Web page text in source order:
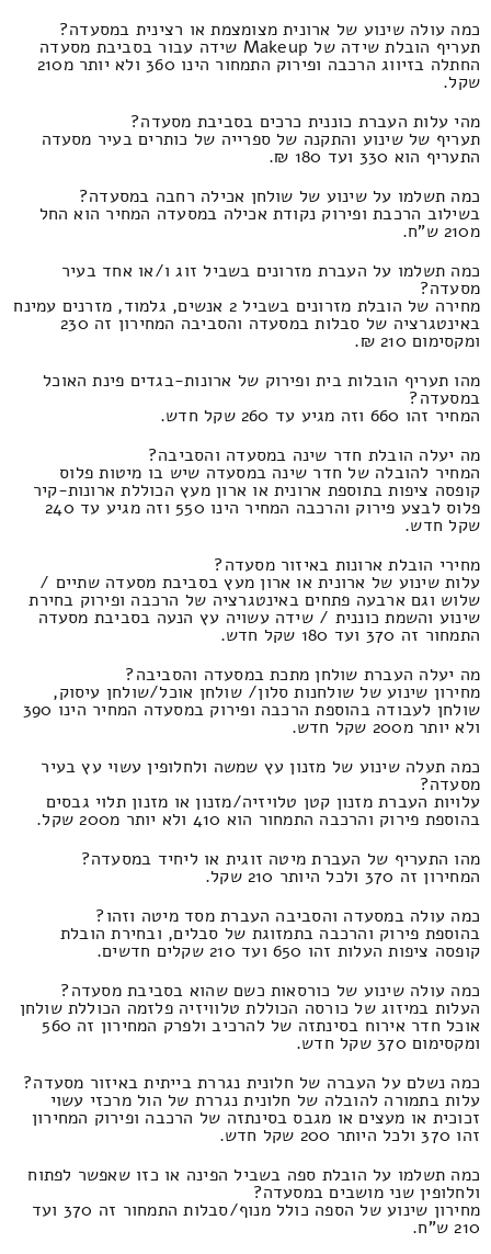
כמה עולה שינוע של ארונית מצומצמת או רצינית במסעדה?
תעריף הובלת שידה של Makeup שידה עבור בסביבת מסעדה
החתלה בזיווג הרכבה ופירוק התמחור הינו 360 ולא יותר מ210
שקל.
מהי עלות העברת כוננית כרכים בסביבת מסעדה?
תעריף של שינוע והתקנה של ספרייה של כותרים בעיר מסעדה
התעריף הוא 330 ועד 180 ₪.
כמה תשלמו על שינוע של שולחן אכילה רחבה במסעדה?
בשילוב הרכבת ופירוק נקודת אכילה במסעדה המחיר הוא החל
מ210 ש"ח.
כמה תשלמו על העברת מזרונים בשביל זוג ו/או אחד בעיר
מסעדה?
מחירה של הובלת מזרונים בשביל 2 אנשים, גלמוד, מזרנים עמינח
באינטגרציה של סבלות במסעדה והסביבה המחירון זה 230
ומקסימום 210 ₪.
מהו תעריף הובלות בית ופירוק של ארונות-בגדים פינת האוכל
במסעדה?
המחיר זהו 660 וזה מגיע עד 260 שקל חדש.
מה יעלה הובלת חדר שינה במסעדה והסביבה?
המחיר להובלה של חדר שינה במסעדה שיש בו מיטות פלוס
קופסה ציפות בתוספת ארונית או ארון מעץ הכוללת ארונות-קיר
פלוס לבצע פירוק והרכבה המחיר הינו 550 וזה מגיע עד 240
שקל חדש.
מחירי הובלת ארונות באיזור מסעדה?
עלות שינוע של ארונית או ארון מעץ בסביבת מסעדה שתיים /
שלוש וגם ארבעה פתחים באינטגרציה של הרכבה ופירוק בחירת
שינוע והשמת כוננית / שידה עשויה עץ הנעה בסביבת מסעדה
התמחור זה 370 ועד 180 שקל חדש.
מה יעלה העברת שולחן מתכת במסעדה והסביבה?
מחירון שינוע של שולחנות סלון/ שולחן אוכל/שולחן עיסוק,
שולחן לעבודה בהוספת הרכבה ופירוק במסעדה המחיר הינו 390
ולא יותר מ200 שקל חדש.
כמה תעלה שינוע של מזנון עץ שמשה ולחלופין עשוי עץ בעיר
מסעדה?
עלויות העברת מזנון קטן טלויזיה/מזנון או מזנון תלוי גבסים
בהוספת פירוק והרכבה התמחור הוא 410 ולא יותר מ200 שקל.
מהו התעריף של העברת מיטה זוגית או ליחיד במסעדה?
המחירון זה 370 ולכל היותר 210 שקל.
כמה עולה במסעדה והסביבה העברת מסד מיטה וזהו?
בהוספת פירוק והרכבה בתמזוגת של סבלים, ובחירת הובלת
קופסה ציפות העלות זהו 650 ועד 210 שקלים חדשים.
כמה עולה שינוע של כורסאות כשם שהוא בסביבת מסעדה?
העלות במיזוג של כורסה הכוללת טלוויזיה פלזמה הכוללת שולחן
אוכל חדר אירוח בסינתזה של להרכיב ולפרק המחירון זה 560
ומקסימום 370 שקל חדש.
כמה נשלם על העברה של חלונית נגררת בייתית באיזור מסעדה?
עלות בתמורה להובלה של חלונית נגררת של הול מרכזי עשוי
זכוכית או מעצים או מגבס בסינתזה של הרכבה ופירוק המחירון
זהו 370 ולכל היותר 200 שקל חדש.
כמה תשלמו על הובלת ספה בשביל הפינה או כזו שאפשר לפתוח
ולחלופין שני מושבים במסעדה?
מחירון שינוע של הספה כולל מנוף/סבלות התמחור זה 370 ועד
210 ש"ח.